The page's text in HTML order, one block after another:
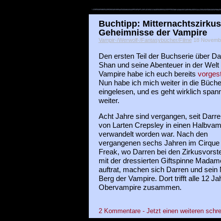
Buchtipp:
Geheimnisse der Vampire
Vampir-/Werwolf-/Fantasybücher/Filme18
Den ersten Teil der Buchserie über
Shan und seine Abenteuer in der Welt
Vampire habe ich euch bereits
Nun habe ich mich weiter in die
eingelesen, und es geht wirklich
weiter.
Acht Jahre sind vergangen, seit
von Larten Crepsley in einen
verwandelt worden war. Nach den
vergangenen sechs Jahren im Cirque
Freak, wo Darren bei den
mit der dressierten Giftspinne
auftrat, machen sich Darren und
Berg der Vampire. Dort trifft alle 12
Obervampire zusammen.
2 Kommentare - Jetzt einen weiteren